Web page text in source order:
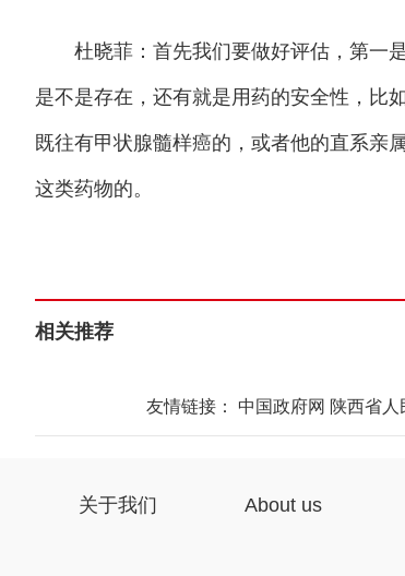
杜晓菲：首先我们要做好评估，第一是
是不是存在，还有就是用药的安全性，比
既往有甲状腺髓样癌的，或者他的直系亲
这类药物的。
相关推荐
友情链接： 中国政府网 陕西省人
关于我们 About us